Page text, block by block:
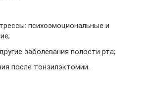
психоэмоциональные и
заболевания полости рта;
после тонзилэктомии.